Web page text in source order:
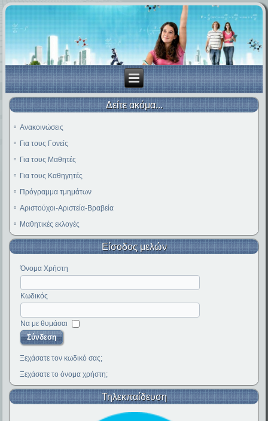
Δείτε ακόμα...
Ανακοινώσεις
Για τους Γονείς
Για τους Μαθητές
Για τους Καθηγητές
Πρόγραμμα τμημάτων
Αριστούχοι-Αριστεία-Βραβεία
Μαθητικές εκλογές
Είσοδος μελών
Όνομα Χρήστη
Κωδικός
Να με θυμάσαι
Ξεχάσατε τον κωδικό σας;
Ξεχάσατε το όνομα χρήστη;
Τηλεκπαίδευση